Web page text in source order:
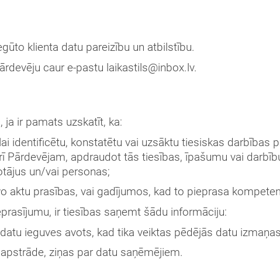
klienta datu pareizību un atbilstību.
caur e-pastu laikastils@inbox.lv.
ja ir pamats uzskatīt, ka:
identificētu, konstatētu vai uzsāktu tiesiskas darbības
Pārdevējam, apdraudot tās tiesības, īpašumu vai
un/vai personas;
aktu prasības, vai gadījumos, kad to pieprasa
ir tiesības saņemt šādu informāciju:
ieguves avots, kad tika veiktas pēdējās datu
ziņas par datu saņēmējiem.